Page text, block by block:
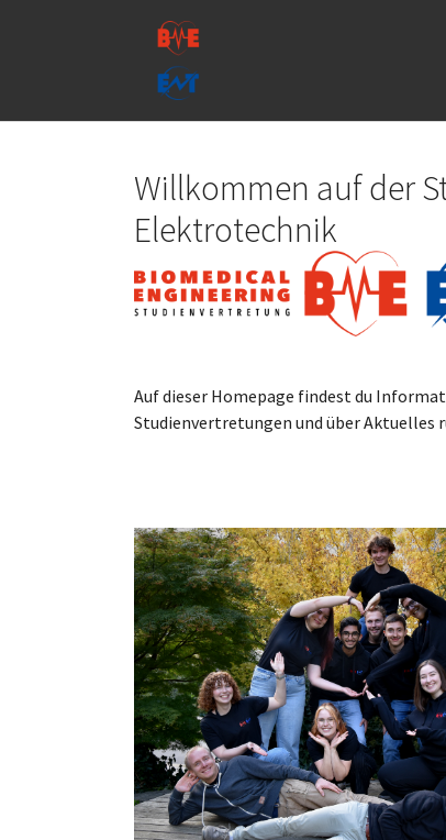
Willkommen auf der
Elektrotechnik
Auf dieser Homepage findest du
Studienvertretungen und über Aktuelles
Show larger version